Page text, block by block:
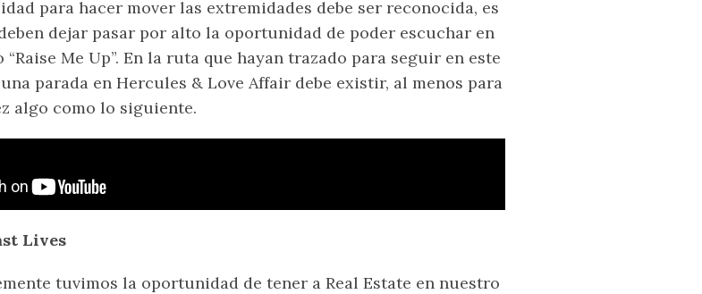
para hacer mover las extremidades debe ser reconocida, es
dejar pasar por alto la oportunidad de poder escuchar en
“Raise Me Up”. En la ruta que hayan trazado para seguir en este
parada en Hercules & Love Affair debe existir, al menos para
algo como lo siguiente.
Lives
tuvimos la oportunidad de tener a Real Estate en nuestro